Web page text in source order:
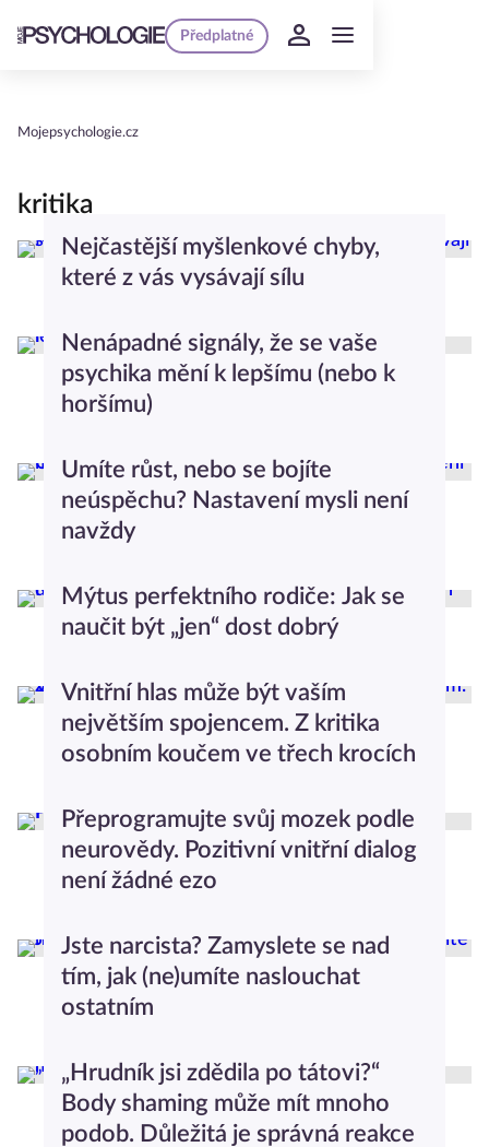
Předplatné
Mojepsychologie.cz
kritika
Nejčastější myšlenkové chyby,
které z vás vysávají sílu
Nenápadné signály, že se vaše
psychika mění k lepšímu (nebo k
horšímu)
Umíte růst, nebo se bojíte
neúspěchu? Nastavení mysli není
navždy
Mýtus perfektního rodiče: Jak se
naučit být „jen“ dost dobrý
Vnitřní hlas může být vaším
největším spojencem. Z kritika
osobním koučem ve třech krocích
Přeprogramujte svůj mozek podle
neurovědy. Pozitivní vnitřní dialog
není žádné ezo
Jste narcista? Zamyslete se nad
tím, jak (ne)umíte naslouchat
ostatním
„Hrudník jsi zdědila po tátovi?“
Body shaming může mít mnoho
podob. Důležitá je správná reakce